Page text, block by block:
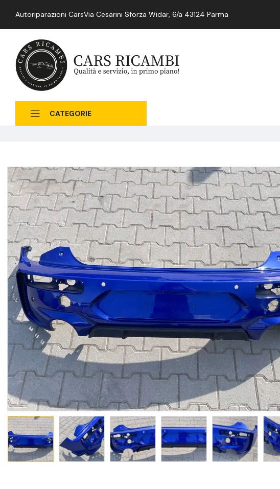
Autoriparazioni CarsVia Cesarini Sforza Widar, 6/a 43124 Parma
CATEGORIE